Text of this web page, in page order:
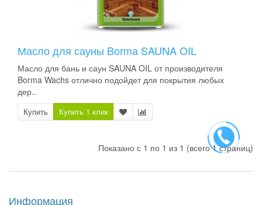
Масло для сауны Borma SAUNA OIL
Масло для бань и саун SAUNA OIL от производителя
Borma Wachs отлично подойдет для покрытия любых
дер..
Купить Купить 1 клик
Показано с 1 по 1 из 1 (всего 1 страниц)
Информация